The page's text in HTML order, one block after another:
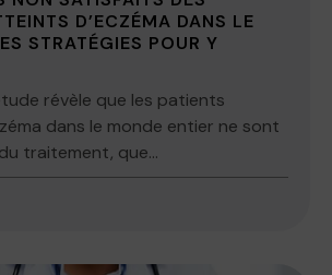
D’ECZÉMA DANS LE
STRATÉGIES POUR Y
révèle que les patients
dans le monde entier ne sont
traitement, que...